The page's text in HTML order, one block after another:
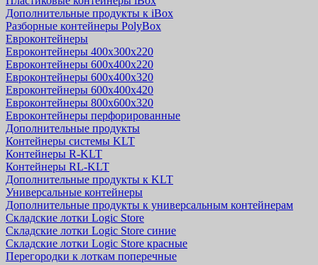
Дополнительные продукты к iBox
Разборные контейнеры PolyBox
Евроконтейнеры
Евроконтейнеры 400х300х220
Евроконтейнеры 600х400х220
Евроконтейнеры 600х400х320
Евроконтейнеры 600х400х420
Евроконтейнеры 800х600х320
Евроконтейнеры перфорированные
Дополнительные продукты
Контейнеры системы KLT
Контейнеры R-KLT
Контейнеры RL-KLT
Дополнительные продукты к KLT
Универсальные контейнеры
Дополнительные продукты к универсальным контейнерам
Складские лотки Logic Store
Складские лотки Logic Store синие
Складские лотки Logic Store красные
Перегородки к лоткам поперечные